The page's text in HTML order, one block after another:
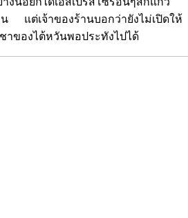
น แต่เจ้าของร้านบอกว่ายังไม่เปิดให้
าของไต้หวันพอประทังไปได้